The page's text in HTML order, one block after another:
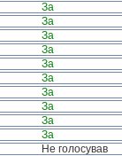
За
За
За
За
За
За
За
За
За
За
Не голосував